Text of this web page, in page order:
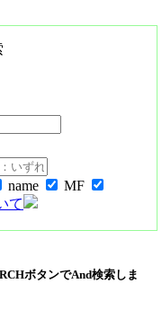
name
MF
て
ボタンでAnd検索しま